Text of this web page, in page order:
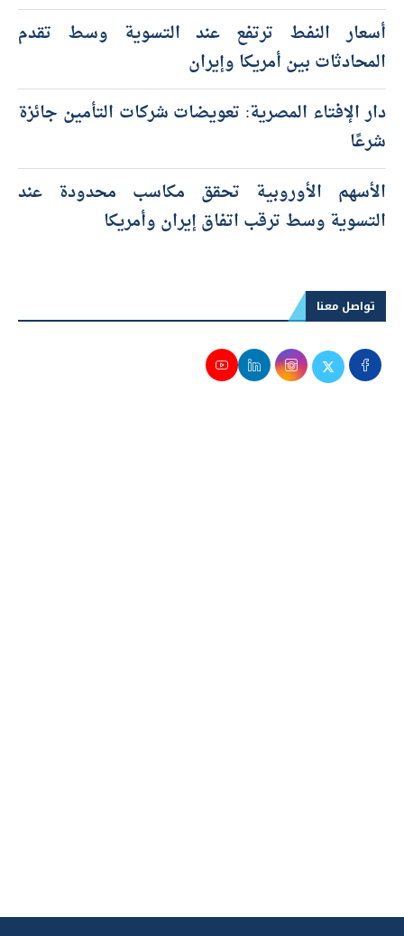
أسعار النفط ترتفع عند التسوية وسط تقدم
المحادثات بين أمريكا وإيران
دار الإفتاء المصرية: تعويضات شركات التأمين جائزة
شرعًا
الأسهم الأوروبية تحقق مكاسب محدودة عند
التسوية وسط ترقب اتفاق إيران وأمريكا
تواصل معنا